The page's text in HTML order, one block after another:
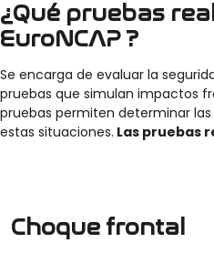
¿Qué pruebas
EuroNCAP ?
Se encarga de evaluar la
pruebas que simulan impactos
pruebas permiten determinar
estas situaciones. Las pruebas
Choque frontal